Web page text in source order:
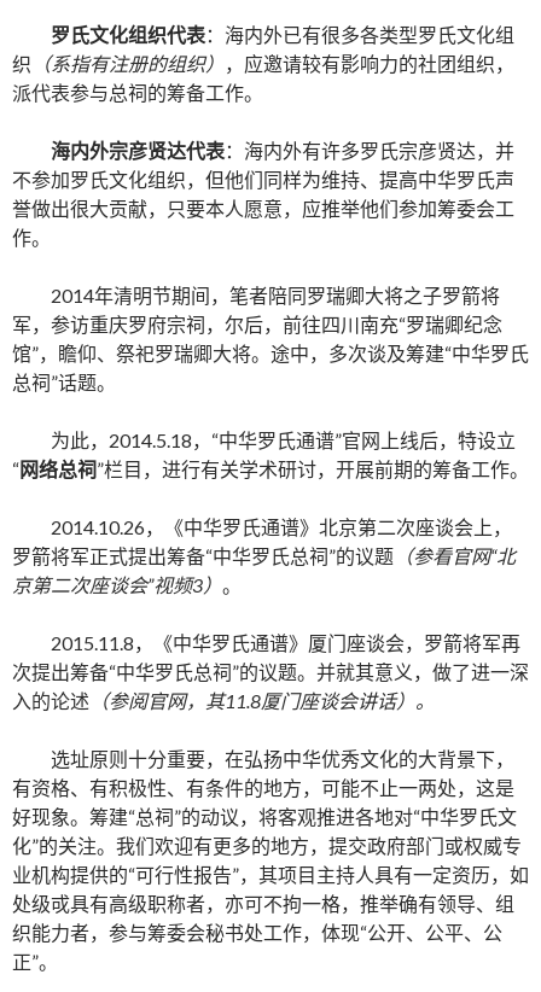
罗氏文化组织代表：海内外已有很多各类型罗氏文化组
织 （系指有注册的组织） ，应邀请较有影响力的社团组织，
派代表参与总祠的筹备工作。
海内外宗彦贤达代表：海内外有许多罗氏宗彦贤达，并
不参加罗氏文化组织，但他们同样为维持、提高中华罗氏声
誉做出很大贡献，只要本人愿意，应推举他们参加筹委会工
作。
2014年清明节期间，笔者陪同罗瑞卿大将之子罗箭将
军，参访重庆罗府宗祠，尔后，前往四川南充“罗瑞卿纪念
馆”，瞻仰、祭祀罗瑞卿大将。途中，多次谈及筹建“中华罗氏
总祠”话题。
为此，2014.5.18，“中华罗氏通谱”官网上线后，特设立
“网络总祠”栏目，进行有关学术研讨，开展前期的筹备工作。
2014.10.26，《中华罗氏通谱》北京第二次座谈会上，
罗箭将军正式提出筹备“中华罗氏总祠”的议题 （参看官网“北
京第二次座谈会”视频3） 。
2015.11.8，《中华罗氏通谱》厦门座谈会，罗箭将军再
次提出筹备“中华罗氏总祠”的议题。并就其意义，做了进一深
入的论述 （参阅官网，其11.8厦门座谈会讲话）。
选址原则十分重要，在弘扬中华优秀文化的大背景下，
有资格、有积极性、有条件的地方，可能不止一两处，这是
好现象。筹建“总祠”的动议，将客观推进各地对“中华罗氏文
化”的关注。我们欢迎有更多的地方，提交政府部门或权威专
业机构提供的“可行性报告”，其项目主持人具有一定资历，如
处级戓具有高级职称者，亦可不拘一格，推举确有领导、组
织能力者，参与筹委会秘书处工作，体现“公开、公平、公
正”。